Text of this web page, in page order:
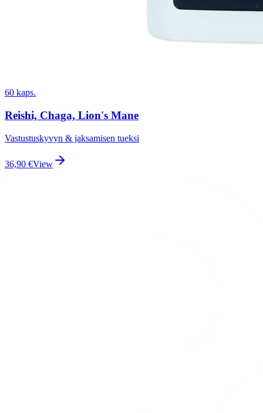
60 kaps.
Reishi, Chaga, Lion's Mane
Vastustuskyvyn & jaksamisen tueksi
36,90 €View